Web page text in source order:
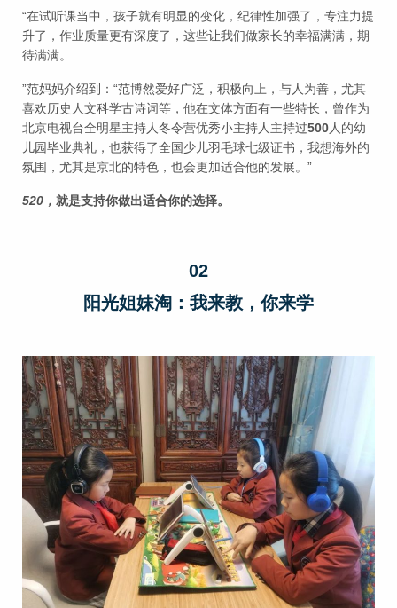
“在试听课当中，孩子就有明显的变化，纪律性加强了，专注力提
升了，作业质量更有深度了，这些让我们做家长的幸福满满，期
待满满。
”范妈妈介绍到：“范博然爱好广泛，积极向上，与人为善，尤其
喜欢历史人文科学古诗词等，他在文体方面有一些特长，曾作为
北京电视台全明星主持人冬令营优秀小主持人主持过500人的幼
儿园毕业典礼，也获得了全国少儿羽毛球七级证书，我想海外的
氛围，尤其是京北的特色，也会更加适合他的发展。”
520， 就是支持你做出适合你的选择。
02
阳光姐妹淘：我来教，你来学